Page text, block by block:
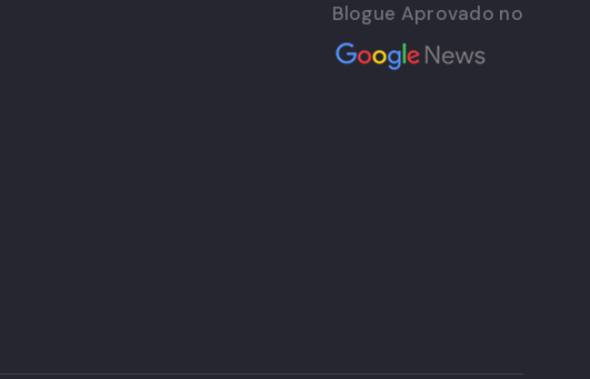
Blogue Aprovado no